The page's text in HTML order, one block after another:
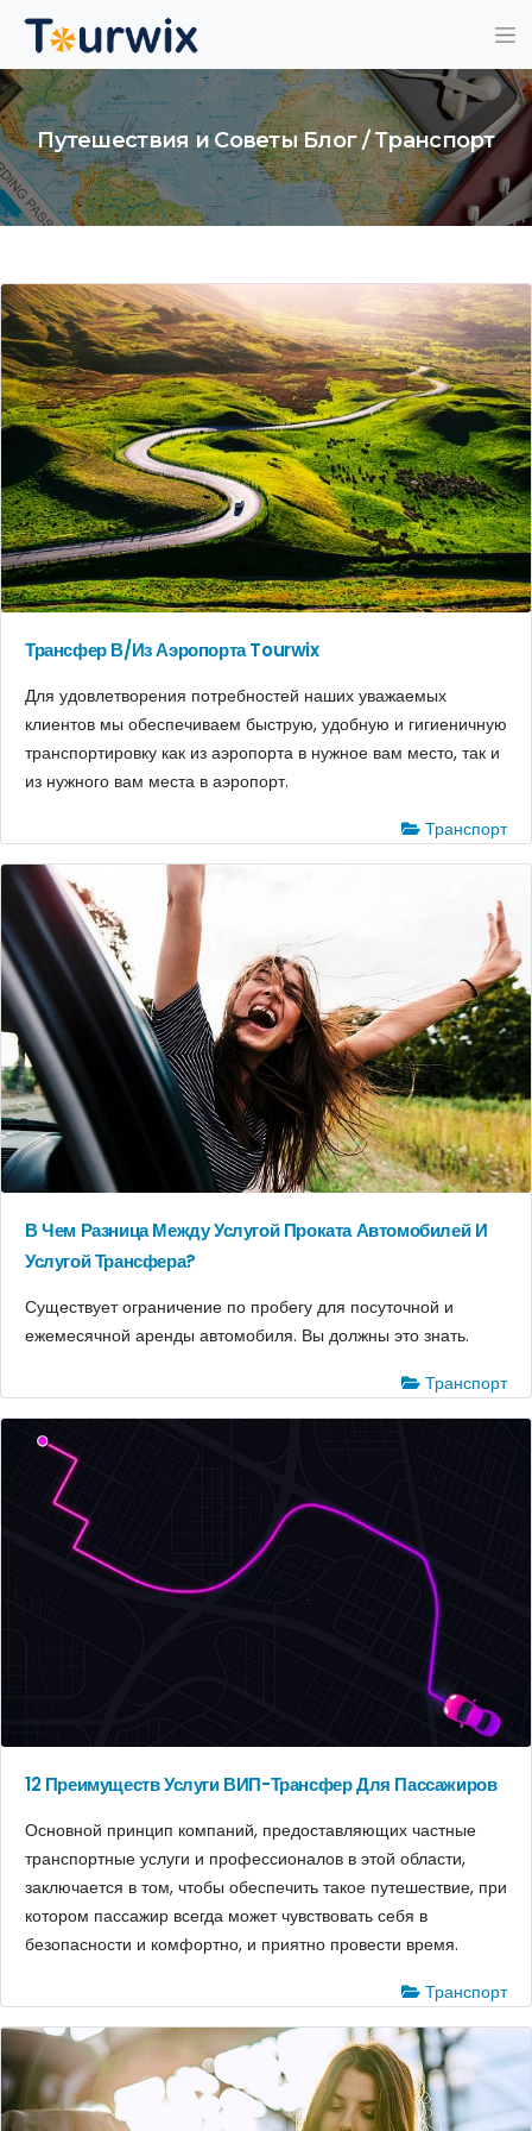
Путешествия и Советы Блог / Транспорт
Трансфер В/Из Аэропорта Tourwix
Для удовлетворения потребностей наших уважаемых
клиентов мы обеспечиваем быструю, удобную и гигиеничную
транспортировку как из аэропорта в нужное вам место, так и
из нужного вам места в аэропорт.
Транспорт
В Чем Разница Между Услугой Проката Автомобилей И
Услугой Трансфера?
Существует ограничение по пробегу для посуточной и
ежемесячной аренды автомобиля. Вы должны это знать.
Транспорт
12 Преимуществ Услуги ВИП-Трансфер Для Пассажиров
Основной принцип компаний, предоставляющих частные
транспортные услуги и профессионалов в этой области,
заключается в том, чтобы обеспечить такое путешествие, при
котором пассажир всегда может чувствовать себя в
безопасности и комфортно, и приятно провести время.
Транспорт